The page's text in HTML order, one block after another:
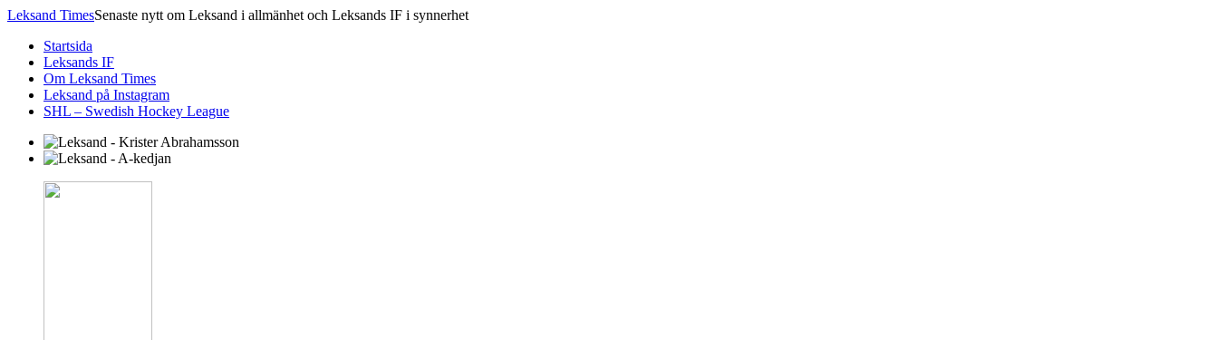
Leksand TimesSenaste nytt om Leksand i allmänhet och Leksands IF i synnerhet
Startsida
Leksands IF
Om Leksand Times
Leksand på Instagram
SHL – Swedish Hockey League